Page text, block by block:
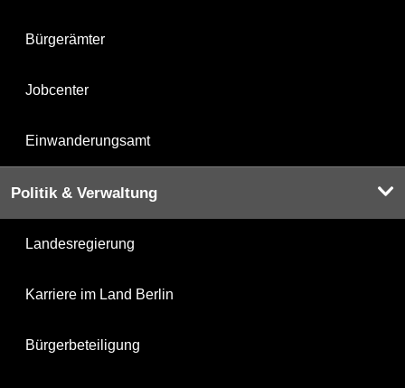
Bürgerämter
Jobcenter
Einwanderungsamt
Politik & Verwaltung
Landesregierung
Karriere im Land Berlin
Bürgerbeteiligung